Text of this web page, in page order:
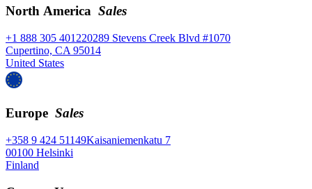
North America Sales
+1 888 305 401220289 Stevens Creek Blvd #1070
Cupertino, CA 95014
United States
Europe Sales
+358 9 424 51149Kaisaniemenkatu 7
00100 Helsinki
Finland